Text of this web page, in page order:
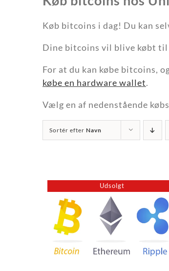
Køb bitcoins i dag! Du kan
Dine bitcoins vil blive købt
For at du kan købe bitcoins,
købe en hardware wallet.
Vælg en af nedenstående
Sortér efter Navn
Udsolgt